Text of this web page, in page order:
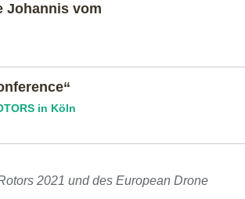
Johannis vom
in Köln
2021 und des European Drone